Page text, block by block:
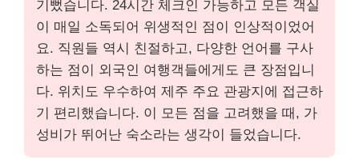
기뻤습니다. 24시간 체크인 가능하고 모든 객실
이 매일 소독되어 위생적인 점이 인상적이었어
요. 직원들 역시 친절하고, 다양한 언어를 구사
하는 점이 외국인 여행객들에게도 큰 장점입니
다. 위치도 우수하여 제주 주요 관광지에 접근하
기 편리했습니다. 이 모든 점을 고려했을 때, 가
성비가 뛰어난 숙소라는 생각이 들었습니다.